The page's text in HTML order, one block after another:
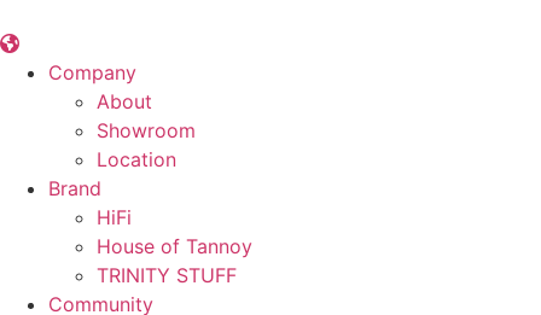
텐
Company
About
Showroom
Location
Brand
HiFi
House of Tannoy
TRINITY STUFF
Community